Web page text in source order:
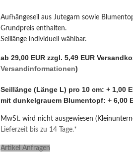
Aufhängeseil aus Jutegarn sowie
Grundpreis enthalten.
Seillänge individuell wählbar.
ab 29,00 EUR zzgl. 5,49 EUR
Versandinformationen)
Seillänge (Länge L) pro 10 cm: + 1,00
mit dunkelgrauem Blumentopf: + 6,00
MwSt. wird nicht ausgewiesen
Lieferzeit bis zu 14 Tage.*
Artikel Anfragen